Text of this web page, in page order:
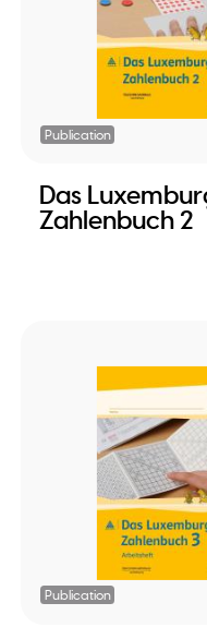
Publication
Das
Zahlenbuch 2
Publication